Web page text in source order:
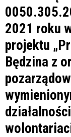
2021 roku
projektu
Będzina z